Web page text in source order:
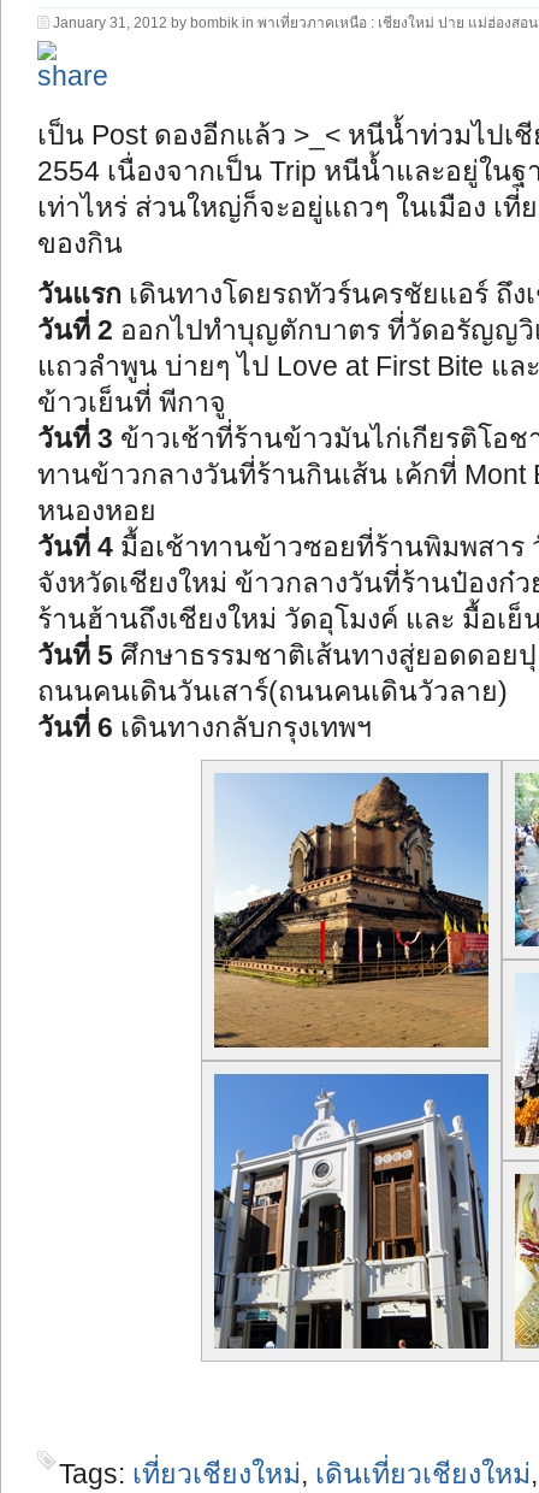
January 31, 2012 by bombik in พาเที่ยวภาคเหนือ : เชียงใหม่ ปาย แม่ฮ่องสอน
เป็น Post ดองอีกแล้ว >_< หนีน้ำท่วมไปเ
2554 เนื่องจากเป็น Trip หนีน้ำและอยู่ใน
เท่าไหร่ ส่วนใหญ่ก็จะอยู่แถวๆ ในเมือง เ
ของกิน
วันแรก เดินทางโดยรถทัวร์นครชัยแอร์ ถึง
วันที่ 2 ออกไปทำบุญตักบาตร ที่วัดอรัญญวิ
แถวลำพูน บ่ายๆ ไป Love at First Bite แล
ข้าวเย็นที่ พีกาจู
วันที่ 3 ข้าวเช้าที่ร้านข้าวมันไก่เกียรติโอ
ทานข้าวกลางวันที่ร้านกินเส้น เค้กที่
หนองหอย
วันที่ 4 มื้อเช้าทานข้าวซอยที่ร้านพิมพสา
จังหวัดเชียงใหม่ ข้าวกลางวันที่ร้านป๋องก๋
ร้านฮ้านถึงเชียงใหม่ วัดอุโมงค์ และ มื้อเ
วันที่ 5 ศึกษาธรรมชาติเส้นทางสู่ยอดดอย
ถนนคนเดินวันเสาร์(ถนนคนเดินวัวลาย)
วันที่ 6 เดินทางกลับกรุงเทพฯ
Tags: เที่ยวเชียงใหม่, เดินเที่ยวเชียงใหม่